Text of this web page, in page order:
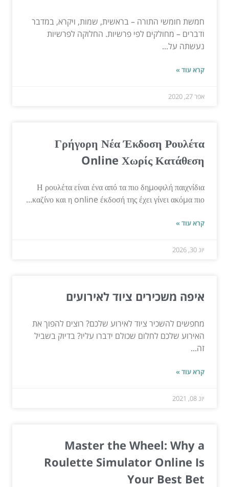
חמשת חומשי התורה – בראשית, שמות, ויקרא, במדבר
ודברים – מחולקים לפי פרשיות. החלוקה לפרשיות
נעשתה על...
קרא עוד »
אפר 27, 2020
Γρήγορη Νέα Έκδοση Ρουλέτα
Online Χωρίς Κατάθεση
Η ρουλέτα είναι ένα από τα πιο δημοφιλή παιχνίδια
καζίνο και η online έκδοσή της έχει γίνει ακόμα πιο...
קרא עוד »
יונ 30, 2026
איפה משכירים ציוד לאירועים
מחפשים להשכיר ציוד לאירוע שלכם? רוצים להפוך את
האירוע שלכם לחלום שכולם ידברו עליו? בדיוק בשביל
זה...
קרא עוד »
יונ 08, 2021
Master the Wheel: Why a
Roulette Simulator Online Is
Your Best Bet